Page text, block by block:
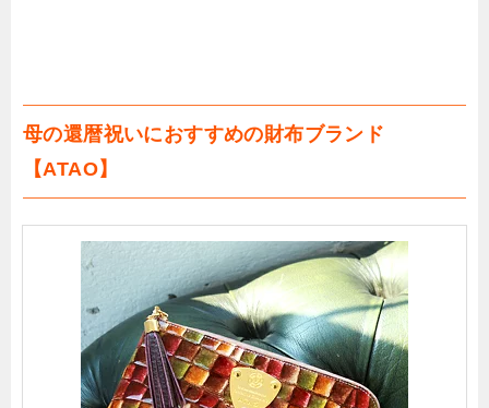
母の還暦祝いにおすすめの財布ブランド
【ATAO】